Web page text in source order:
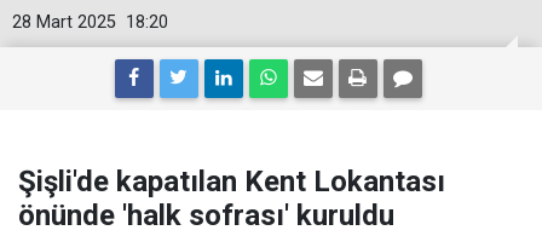
18:20
28 Mart 2025
Şişli'de kapatılan Kent Lokantası
önünde 'halk sofrası' kuruldu